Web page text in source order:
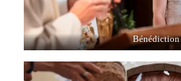
Bénédiction